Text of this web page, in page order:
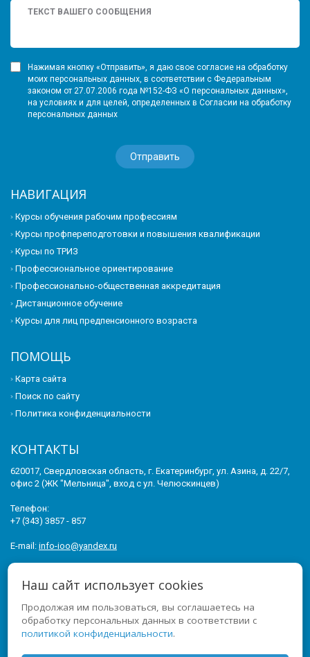
Нажимая кнопку «Отправить», я даю свое согласие на обработку
моих персональных данных, в соответствии с Федеральным
законом от 27.07.2006 года №152-ФЗ «О персональных данных»,
на условиях и для целей, определенных в Согласии на обработку
персональных данных
НАВИГАЦИЯ
Курсы обучения рабочим профессиям
Курсы профпереподготовки и повышения квалификации
Курсы по ТРИЗ
Профессиональное ориентирование
Профессионально-общественная аккредитация
Дистанционное обучение
Курсы для лиц предпенсионного возраста
ПОМОЩЬ
Карта сайта
Поиск по сайту
Политика конфиденциальности
КОНТАКТЫ
620017, Свердловская область, г. Екатеринбург, ул. Азина, д. 22/7,
офис 2 (ЖК "Мельница", вход с ул. Челюскинцев)
Телефон:
+7 (343) 3857 - 857
E-mail: info-ioo@yandex.ru
ПРАВА ЗАЩИЩЕНЫ.
МЫ В СОЦСЕТЯХ
Наш сайт использует cookies
Продолжая им пользоваться, вы соглашаетесь на
обработку персональных данных в соответствии с
политикой конфиденциальности.